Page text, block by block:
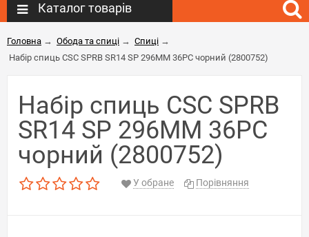
Каталог товарів
Головна → Обода та спиці → Спиці →
Набір спиць CSC SPRB SR14 SP 296ММ 36PC чорний (2800752)
Набір спиць CSC SPRB
SR14 SP 296ММ 36PC
чорний (2800752)
У обране Порівняння